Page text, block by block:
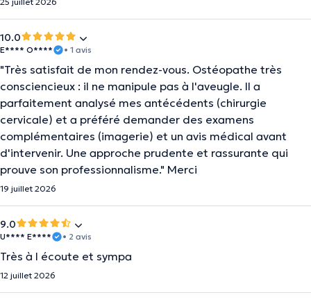
10.0
E**** O**** • 1 avis
"Très satisfait de mon rendez-vous. Ostéopathe très
consciencieux : il ne manipule pas à l'aveugle. Il a
parfaitement analysé mes antécédents (chirurgie
cervicale) et a préféré demander des examens
complémentaires (imagerie) et un avis médical avant
d'intervenir. Une approche prudente et rassurante qui
prouve son professionnalisme." Merci
19 juillet 2026
9.0
U**** E**** • 2 avis
Très à l écoute et sympa
12 juillet 2026